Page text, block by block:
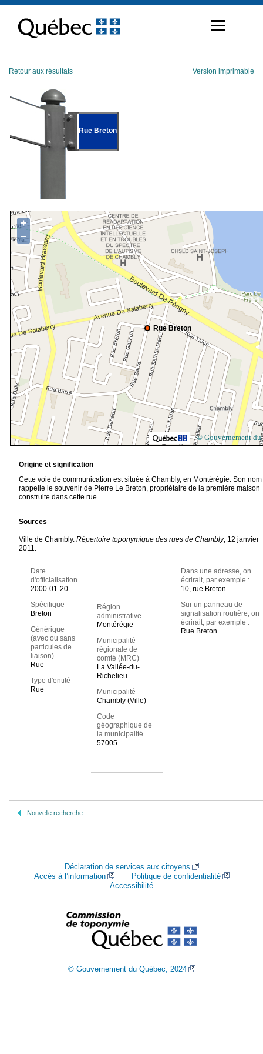
contenu
Retour aux résultats Version imprimable
Rue Breton
Rue Breton
+
−
© Gouvernement du
Origine et signification
Cette voie de communication est située à Chambly, en Montérégie. Son nom
rappelle le souvenir de Pierre Le Breton, propriétaire de la première maison
construite dans cette rue.
Sources
Ville de Chambly. Répertoire toponymique des rues de Chambly, 12 janvier
2011.
Date
d'officialisation
2000-01-20
Spécifique
Breton
Générique
(avec ou sans
particules de
liaison)
Rue
Type d'entité
Rue
Région
administrative
Montérégie
Municipalité
régionale de
comté (MRC)
La Vallée-du-
Richelieu
Municipalité
Chambly (Ville)
Code
géographique de
la municipalité
57005
Dans une adresse, on
écrirait, par exemple :
10, rue Breton
Sur un panneau de
signalisation routière, on
écrirait, par exemple :
Rue Breton
Nouvelle recherche
Déclaration de services aux citoyens
Accès à l’information
Politique de confidentialité
Accessibilité
© Gouvernement du Québec, 2024